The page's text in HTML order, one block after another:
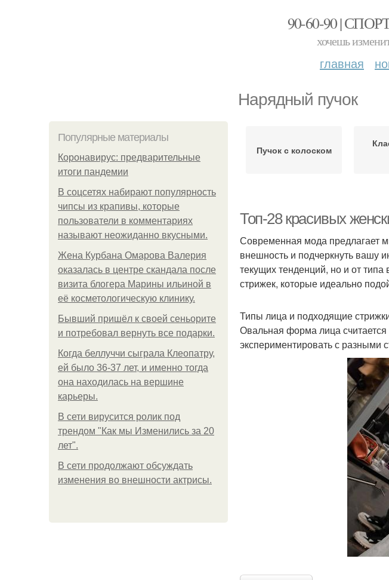
90-60-90 |
хочешь
главная
Нарядный пучок
Популярные материалы
Коронавирус: предварительные
итоги пандемии
В соцсетях набирают популярность
чипсы из крапивы, которые
пользователи в комментариях
называют неожиданно вкусными.
Жена Курбана Омарова Валерия
оказалась в центре скандала после
визита блогера Марины ильиной в
её косметологическую клинику.
Бывший пришёл к своей сеньорите
и потребовал вернуть все подарки.
Когда беллуччи сыграла Клеопатру,
ей было 36-37 лет, и именно тогда
она находилась на вершине
карьеры.
В сети вирусится ролик под
трендом "Как мы Изменились за 20
лет".
В сети продолжают обсуждать
изменения во внешности актрисы.
Пучок с колоском
Топ-28 красивых
Современная мода предлагает
внешность и подчеркнуть вашу
текущих тенденций, но и от
стрижек, которые идеально
Типы лица и подходящие
Овальная форма лица
экспериментировать с разными